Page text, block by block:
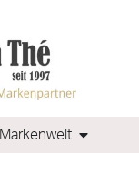
Markenwelt